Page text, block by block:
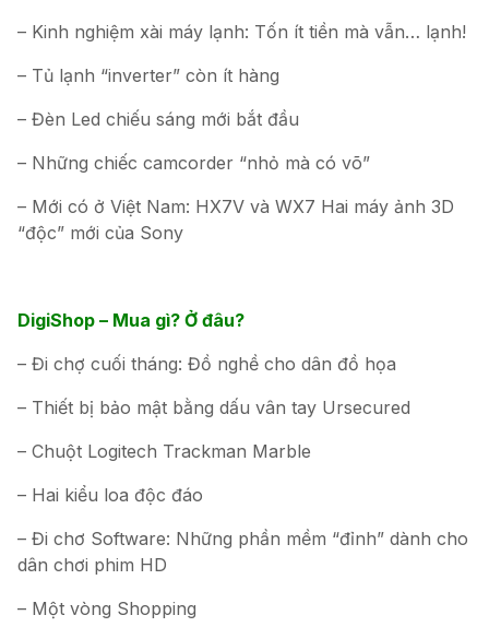
– Kinh nghiệm xài máy lạnh: Tốn ít tiền mà vẫn… lạnh!
– Tủ lạnh “inverter” còn ít hàng
– Đèn Led chiếu sáng mới bắt đầu
– Những chiếc camcorder “nhỏ mà có võ”
– Mới có ở Việt Nam: HX7V và WX7 Hai máy ảnh 3D
“độc” mới của Sony
DigiShop – Mua gì? Ở đâu?
– Đi chợ cuối tháng: Đồ nghề cho dân đồ họa
– Thiết bị bảo mật bằng dấu vân tay Ursecured
– Chuột Logitech Trackman Marble
– Hai kiểu loa độc đáo
– Đi chơ Software: Những phần mềm “đỉnh” dành cho
dân chơi phim HD
– Một vòng Shopping